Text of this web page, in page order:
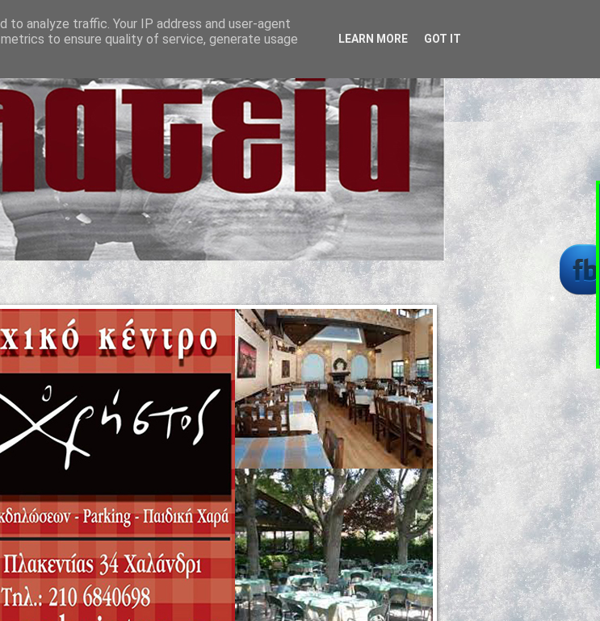
analyze traffic. Your IP address and user-agent
to ensure quality of service, generate usage
LEARN MORE GOT IT